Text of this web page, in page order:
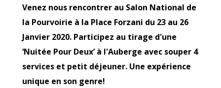
Venez nous rencontrer au Salon National de
la Pourvoirie à la Place Forzani du 23 au 26
Janvier 2020. Participez au tirage d'une
‘Nuitée Pour Deux’ à l'Auberge avec souper 4
services et petit déjeuner. Une expérience
unique en son genre!